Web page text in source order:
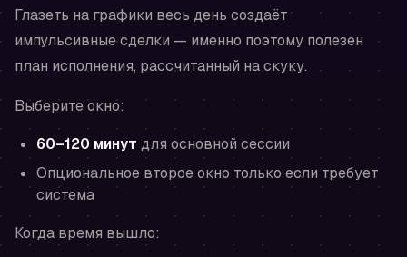
Глазеть на графики весь день создаёт
импульсивные сделки — именно поэтому полезен
план исполнения, рассчитанный на скуку.
Выберите окно:
60–120 минут для основной сессии
Опциональное второе окно только если требует
система
Когда время вышло: